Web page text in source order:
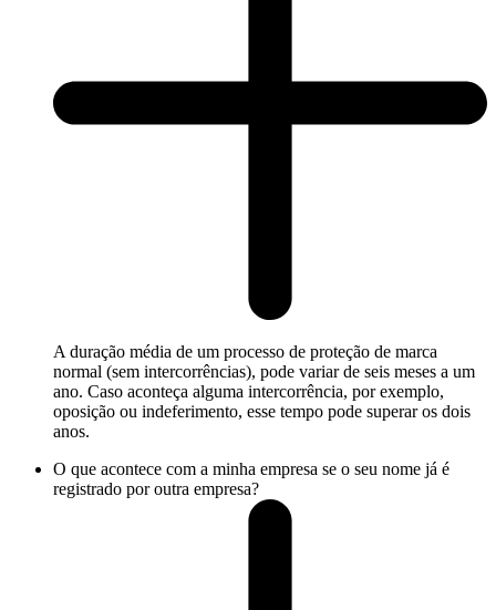
A duração média de um processo de proteção de marca
normal (sem intercorrências), pode variar de seis meses a um
ano. Caso aconteça alguma intercorrência, por exemplo,
oposição ou indeferimento, esse tempo pode superar os dois
anos.
O que acontece com a minha empresa se o seu nome já é
registrado por outra empresa?